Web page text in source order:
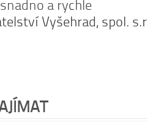
a rychle
Vyšehrad, spol.